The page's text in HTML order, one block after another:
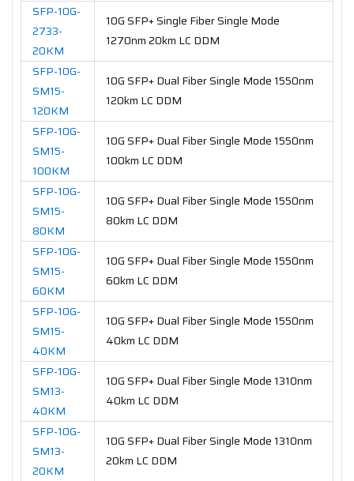
SFP-10G-
2733-
20KM
10G SFP+ Single Fiber Single Mode
1270nm 20km LC DDM
SFP-10G-
SM15-
120KM
10G SFP+ Dual Fiber Single Mode 1550nm
120km LC DDM
SFP-10G-
SM15-
100KM
10G SFP+ Dual Fiber Single Mode 1550nm
100km LC DDM
SFP-10G-
SM15-
80KM
10G SFP+ Dual Fiber Single Mode 1550nm
80km LC DDM
SFP-10G-
SM15-
60KM
10G SFP+ Dual Fiber Single Mode 1550nm
60km LC DDM
SFP-10G-
SM15-
40KM
10G SFP+ Dual Fiber Single Mode 1550nm
40km LC DDM
SFP-10G-
SM13-
40KM
10G SFP+ Dual Fiber Single Mode 1310nm
40km LC DDM
SFP-10G-
SM13-
20KM
10G SFP+ Dual Fiber Single Mode 1310nm
20km LC DDM